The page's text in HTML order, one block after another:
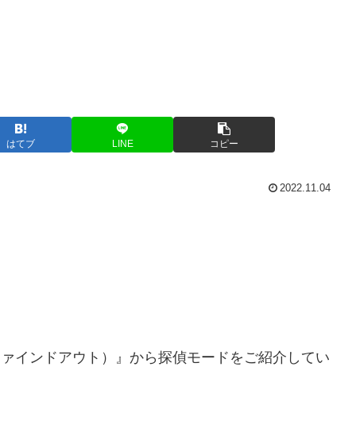
はてブ LINE コピー
2022.11.04
インドアウト）』から探偵モードをご紹介してい